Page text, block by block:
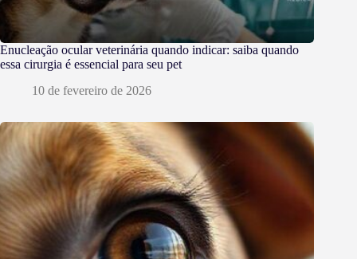
Enucleação ocular veterinária quando indicar: saiba quando
essa cirurgia é essencial para seu pet
10 de fevereiro de 2026